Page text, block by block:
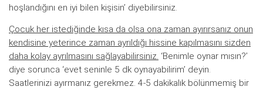
hoşlandığını en iyi bilen kişisin’ diyebilirsiniz.
Çocuk her istediğinde kısa da olsa ona zaman ayırırsanız onun
kendisine yeterince zaman ayrıldığı hissine kapılmasını sizden
daha kolay ayrılmasını sağlayabilirsiniz. ‘Benimle oynar mısın?’
diye sorunca ‘evet seninle 5 dk oynayabilirim’ deyin.
Saatlerinizi ayırmanız gerekmez. 4-5 dakikalık bölünmemiş bir